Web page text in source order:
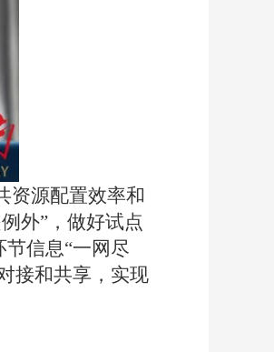
资源配置效率和
外” ， 做好试点
信息“一网尽
接和共享，实现